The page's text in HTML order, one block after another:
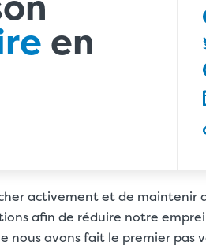
en
activement et de maintenir
afin de réduire notre
nous avons fait le premier pas